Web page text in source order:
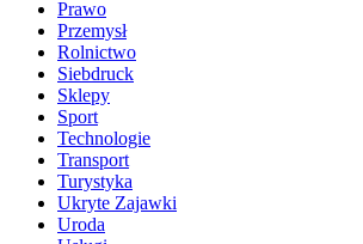
Prawo
Przemysł
Rolnictwo
Siebdruck
Sklepy
Sport
Technologie
Transport
Turystyka
Ukryte Zajawki
Uroda